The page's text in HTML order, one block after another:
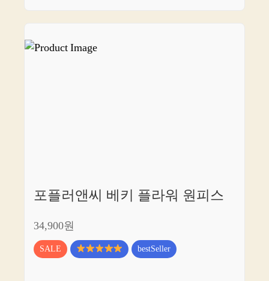
포플러앤씨 베키 플라워 원피스
34,900원
SALE bestSeller